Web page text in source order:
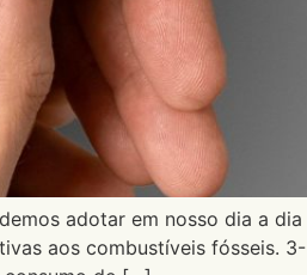
adotar em nosso dia a dia
aos combustíveis fósseis. 3-